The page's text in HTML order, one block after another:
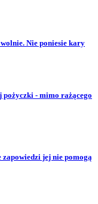
Nie poniesie kary
pożyczki - mimo rażącego
jej nie pomogą